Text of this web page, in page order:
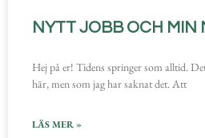
NYTT JOBB OCH MIN
Hej på er! Tidens springer som alltid.
här, men som jag har saknat det. Att
LÄS MER »